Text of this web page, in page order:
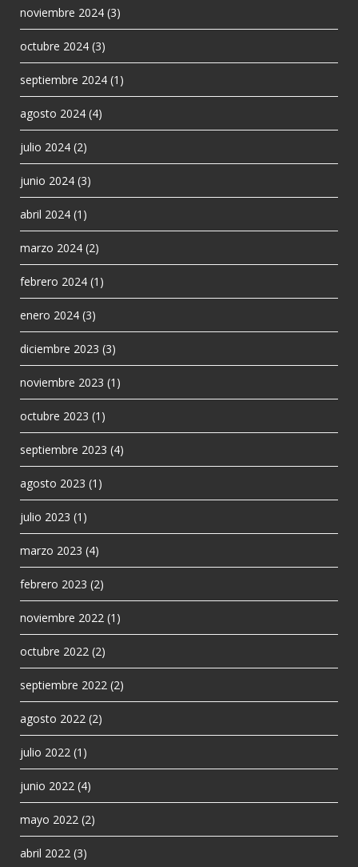
noviembre 2024 (3)
octubre 2024 (3)
septiembre 2024 (1)
agosto 2024 (4)
julio 2024 (2)
junio 2024 (3)
abril 2024 (1)
marzo 2024 (2)
febrero 2024 (1)
enero 2024 (3)
diciembre 2023 (3)
noviembre 2023 (1)
octubre 2023 (1)
septiembre 2023 (4)
agosto 2023 (1)
julio 2023 (1)
marzo 2023 (4)
febrero 2023 (2)
noviembre 2022 (1)
octubre 2022 (2)
septiembre 2022 (2)
agosto 2022 (2)
julio 2022 (1)
junio 2022 (4)
mayo 2022 (2)
abril 2022 (3)